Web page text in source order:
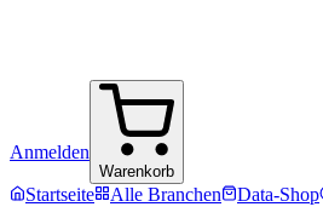
Anmelden
Warenkorb
Startseite Alle Branchen Data-Shop